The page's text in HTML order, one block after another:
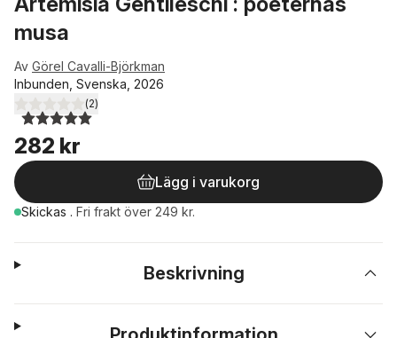
musa
Av Görel Cavalli-Björkman
Inbunden, Svenska, 2026
5,0utav 5 stjärnor. Totalt antal röster:
(2)
282 kr
Lägg i varukorg
Skickas . Fri frakt över 249 kr.
Beskrivning